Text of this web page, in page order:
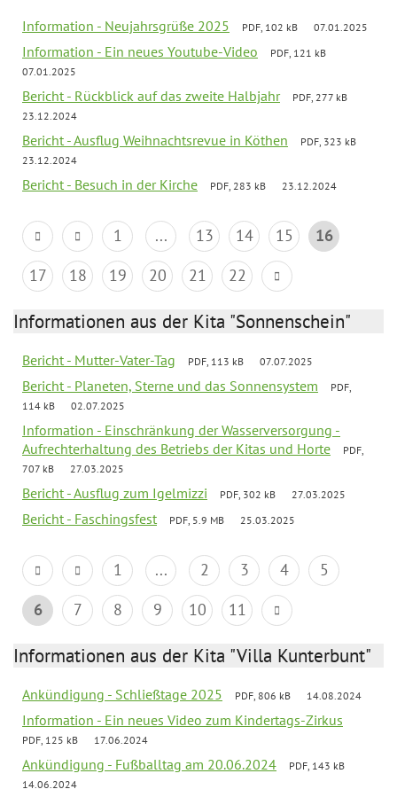
Information - Neujahrsgrüße 2025 PDF, 102 kB 07.01.2025
Information - Ein neues Youtube-Video
PDF, 121 kB
07.01.2025
Bericht - Rückblick auf das zweite Halbjahr
PDF, 277 kB
23.12.2024
Bericht - Ausflug Weihnachtsrevue in Köthen
PDF, 323 kB
23.12.2024
Bericht - Besuch in der Kirche PDF, 283 kB 23.12.2024
1 ... 13 14 15
16
17
18 19 20 21 22
Informationen aus der Kita "Sonnenschein"
Bericht - Mutter-Vater-Tag PDF, 113 kB 07.07.2025
Bericht - Planeten, Sterne und das Sonnensystem
PDF,
114 kB
02.07.2025
Information - Einschränkung der Wasserversorgung -
Aufrechterhaltung des Betriebs der Kitas und Horte
PDF,
707 kB
27.03.2025
Bericht - Ausflug zum Igelmizzi PDF, 302 kB 27.03.2025
Bericht - Faschingsfest PDF, 5.9 MB 25.03.2025
1 ... 2 3 4
5
6
7 8 9 10 11
Informationen aus der Kita "Villa Kunterbunt"
Ankündigung - Schließtage 2025 PDF, 806 kB 14.08.2024
Information - Ein neues Video zum Kindertags-Zirkus
PDF, 125 kB 17.06.2024
Ankündigung - Fußballtag am 20.06.2024
PDF, 143 kB
14.06.2024